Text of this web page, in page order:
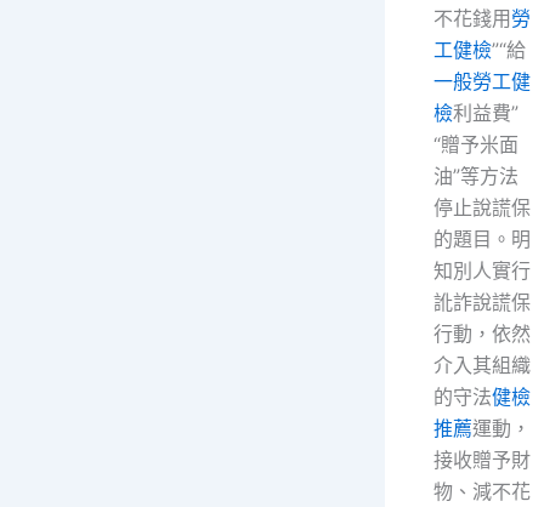
不花錢用勞
工健檢”“給
一般勞工健
檢利益費”
“贈予米面
油”等方法
停止說謊保
的題目。明
知別人實行
訛詐說謊保
行動，依然
介入其組織
的守法健檢
推薦運動，
接收贈予財
物、減不花